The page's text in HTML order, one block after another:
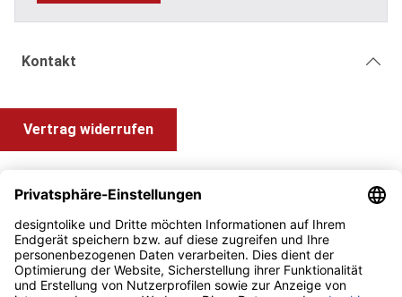
Kontakt
Vertrag widerrufen
Information und Impressum
Zahlung & Versand